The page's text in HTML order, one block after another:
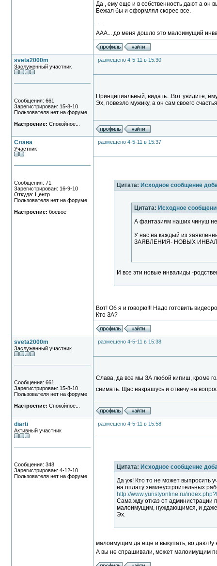
Да , ему еще и в собственность дают а он
Бежал бы и оформлял скорее все.
....
ААА... до меня дошло это малоимущий
sveta2000m
Заслуженный участник
Сообщения: 661
Зарегистрирован: 15-8-10
Пользователя нет на форуме
Настроение: Спокойное...
размещено 4-5-11 в 15:30
Принципиальный, видать...Вот увидите,
Эх, повезло мужику, а он сам своего
Слава
Участник
Сообщения: 71
Зарегистрирован: 16-9-10
Откуда: Центр
Пользователя нет на форуме
Настроение: боевое
размещено 4-5-11 в 15:37
Цитата: Исходное сообщение
Цитата: Исходное
А фантазиям наших чинуш
У нас на каждый из
ЗАЯВЛЕНИЯ- НОВЫХ
И все эти новые инвалиды -
Вот! Об я и говорю!!! Надо готовить
Кто ЗА?
sveta2000m
Заслуженный участник
Сообщения: 661
Зарегистрирован: 15-8-10
Пользователя нет на форуме
Настроение: Спокойное...
размещено 4-5-11 в 15:38
Слава, да все мы ЗА любой кипиш, кроме
снимать. Щас накрашусь и отвечу на
diarti
Активный участник
Сообщения: 348
Зарегистрирован: 4-12-10
Пользователя нет на форуме
размещено 4-5-11 в 15:58
Цитата: Исходное сообщение
Да уж! Кто то не может выпросить
на оплату землеустроительных
http://www.yuristyonline.ru/
Сама жду отказ от администрации
малоимущим, нуждающимся, и даже
Эх.
малоимущим да еще и выкупать, во дают!у
А вы не спрашивали, может малоимущим